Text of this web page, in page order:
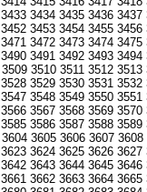
3433 3434 3435 3436 3437
3452 3453 3454 3455 3456
3471 3472 3473 3474 3475
3490 3491 3492 3493 3494
3509 3510 3511 3512 3513
3528 3529 3530 3531 3532
3547 3548 3549 3550 3551
3566 3567 3568 3569 3570
3585 3586 3587 3588 3589
3604 3605 3606 3607 3608
3623 3624 3625 3626 3627
3642 3643 3644 3645 3646
3661 3662 3663 3664 3665